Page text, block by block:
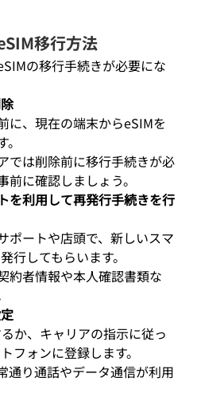
移行方法
の移行手続きが必要にな
に、現在の端末からeSIMを
では削除前に移行手続きが必
に確認しましょう。
を利用して再発行手続きを行
ポートや店頭で、新しいスマ
行してもらいます。
約者情報や本人確認書類な
か、キャリアの指示に従っ
フォンに登録します。
通り通話やデータ通信が利用